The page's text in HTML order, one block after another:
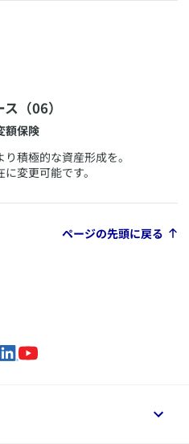
（06）
額保険
積極的な資産形成を。
変更可能です。
ページの先頭に戻る